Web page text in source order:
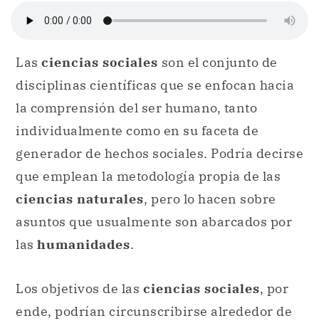
Las ciencias sociales son el conjunto de
disciplinas científicas que se enfocan hacia
la comprensión del ser humano, tanto
individualmente como en su faceta de
generador de hechos sociales. Podría decirse
que emplean la metodología propia de las
ciencias naturales, pero lo hacen sobre
asuntos que usualmente son abarcados por
las humanidades.
Los objetivos de las ciencias sociales, por
ende, podrían circunscribirse alrededor de